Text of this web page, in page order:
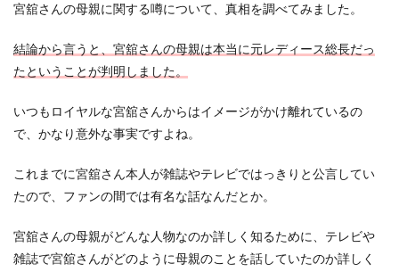
宮舘さんの母親に関する噂について、真相を調べてみました。
結論から言うと、宮舘さんの母親は本当に元レディース総長だっ
たということが判明しました。
いつもロイヤルな宮舘さんからはイメージがかけ離れているの
で、かなり意外な事実ですよね。
これまでに宮舘さん本人が雑誌やテレビではっきりと公言してい
たので、ファンの間では有名な話なんだとか。
宮舘さんの母親がどんな人物なのか詳しく知るために、テレビや
雑誌で宮舘さんがどのように母親のことを話していたのか詳しく